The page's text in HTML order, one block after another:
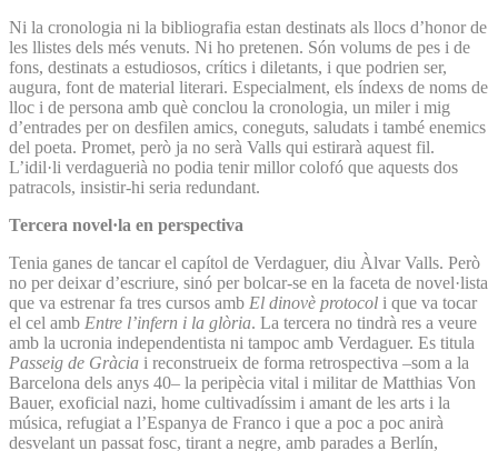
Ni la cronologia ni la bibliografia estan destinats als llocs d’honor de
les llistes dels més venuts. Ni ho pretenen. Són volums de pes i de
fons, destinats a estudiosos, crítics i diletants, i que podrien ser,
augura, font de material literari. Especialment, els índexs de noms de
lloc i de persona amb què conclou la cronologia, un miler i mig
d’entrades per on desfilen amics, coneguts, saludats i també enemics
del poeta. Promet, però ja no serà Valls qui estirarà aquest fil.
L’idil·li verdaguerià no podia tenir millor colofó que aquests dos
patracols, insistir-hi seria redundant.
Tercera novel·la en perspectiva
Tenia ganes de tancar el capítol de Verdaguer, diu Àlvar Valls. Però
no per deixar d’escriure, sinó per bolcar-se en la faceta de novel·lista
que va estrenar fa tres cursos amb El dinovè protocol i que va tocar
el cel amb Entre l’infern i la glòria. La tercera no tindrà res a veure
amb la ucronia independentista ni tampoc amb Verdaguer. Es titula
Passeig de Gràcia i reconstrueix de forma retrospectiva –som a la
Barcelona dels anys 40– la peripècia vital i militar de Matthias Von
Bauer, exoficial nazi, home cultivadíssim i amant de les arts i la
música, refugiat a l’Espanya de Franco i que a poc a poc anirà
desvelant un passat fosc, tirant a negre, amb parades a Berlín,